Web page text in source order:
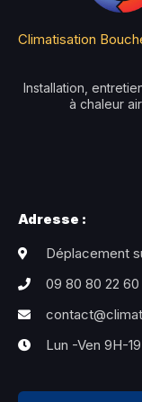
Climatisation
Installation,
à chaleur
Adresse :
Déplacement
09 80 80 22 60
Lun -Ven 9H-